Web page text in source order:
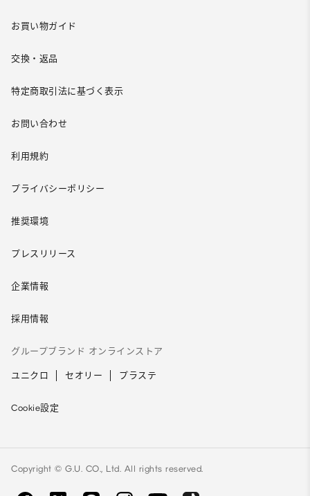
お買い物ガイド
交換・返品
特定商取引法に基づく表示
お問い合わせ
利用規約
プライバシーポリシー
推奨環境
プレスリリース
企業情報
採用情報
グループブランド オンラインストア
ユニクロ セオリー プラステ
Cookie設定
Copyright © G.U. CO., Ltd. All rights reserved.